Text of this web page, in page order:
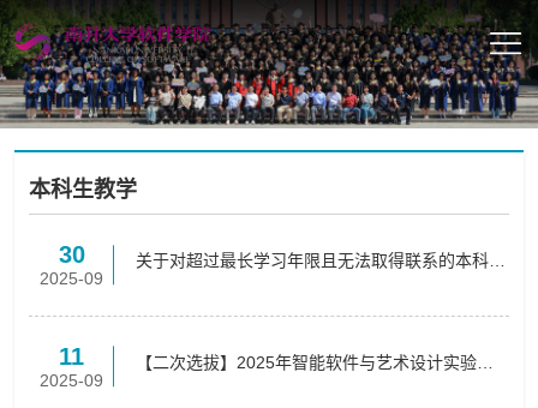
本科生教学
30
2025-09
关于对超过最长学习年限且无法取得联系的本科生
11
2025-09
【二次选拔】2025年智能软件与艺术设计实验班